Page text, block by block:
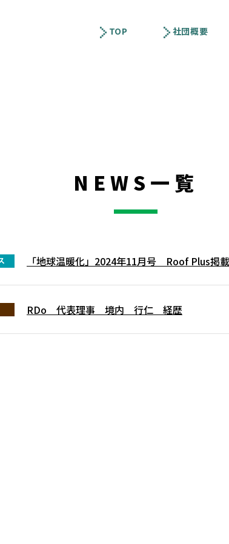
TOP 社団概要
NEWS一覧
「地球温暖化」2024年11月号 Roof Plus掲
RDo 代表理事 境内 行仁 経歴